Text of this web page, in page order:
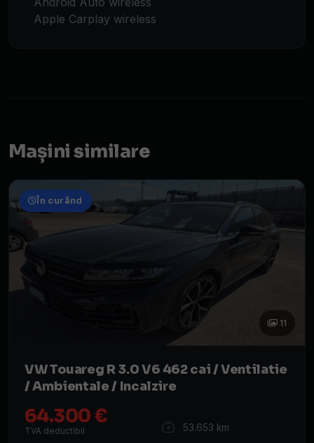
Apple Carplay wireless
Mașini similare
În curând
11
VW Touareg R 3.0 V6 462 cai / Ventilatie
/ Ambientale / Incalzire
64.300 €
TVA deductibil 53.653 km